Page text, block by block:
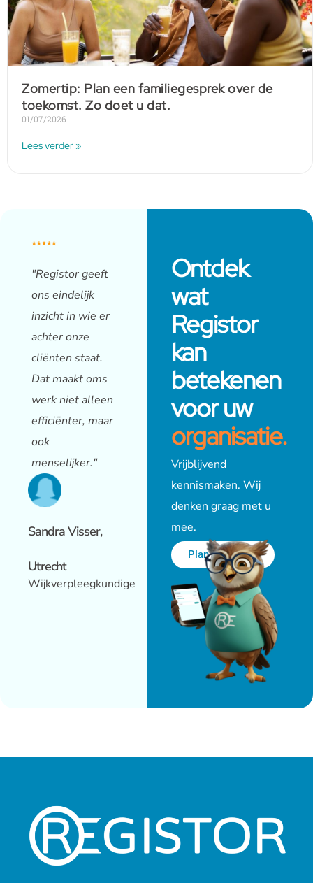
Zomertip: Plan een familiegesprek over de
toekomst. Zo doet u dat.
01/07/2026
Lees verder »
"Registor geeft
ons eindelijk
inzicht in wie er
achter onze
cliënten staat.
Dat maakt oms
werk niet alleen
efficiënter, maar
ook
menselijker."
Sandra Visser,
Utrecht
Wijkverpleegkundige
Ontdek
wat
Registor
kan
betekenen
voor uw
organisatie.
Vrijblijvend
kennismaken. Wij
denken graag met u
mee.
Plan een demo